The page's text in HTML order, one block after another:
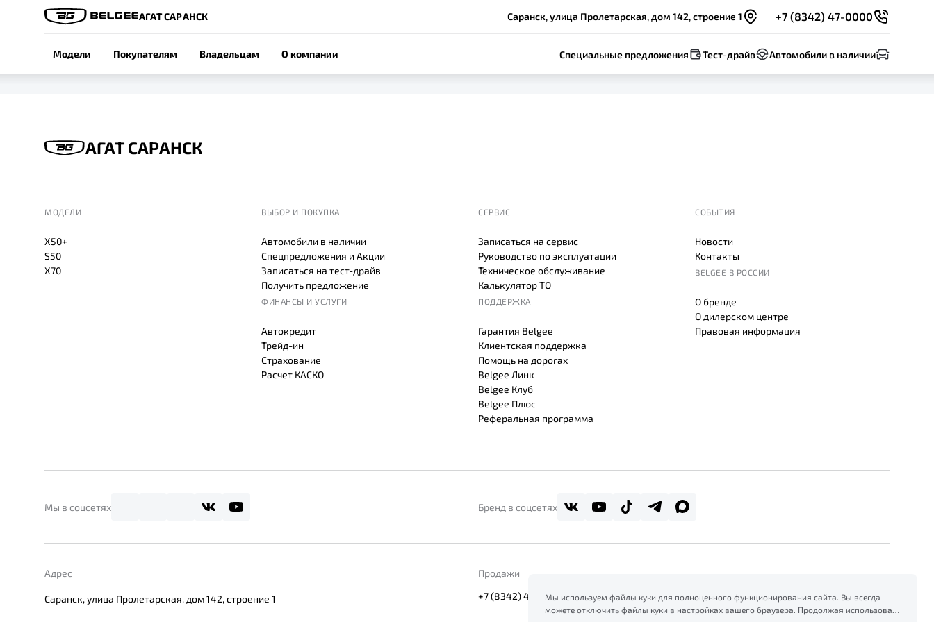
АГАТ САРАНСК Саранск, улица Пролетарская, дом 142, строение 1 +7 (8342) 47-0000
Модели Покупателям Владельцам О компании Специальные предложения Тест-драйв Автомобили в наличии
АГАТ САРАНСК
МОДЕЛИ
X50+
S50
X70
ВЫБОР И ПОКУПКА
Автомобили в наличии
Спецпредложения и Акции
Записаться на тест-драйв
Получить предложение
ФИНАНСЫ И УСЛУГИ
Автокредит
Трейд-ин
Страхование
Расчет КАСКО
СЕРВИС
Записаться на сервис
Руководство по эксплуатации
Техническое обслуживание
Калькулятор ТО
ПОДДЕРЖКА
Гарантия Belgee
Клиентская поддержка
Помощь на дорогах
Belgee Линк
Belgee Клуб
Belgee Плюс
Реферальная программа
СОБЫТИЯ
Новости
Контакты
BELGEE В РОССИИ
О бренде
О дилерском центре
Правовая информация
Мы в соцсетях Бренд в соцсетях
Адрес
Саранск, улица Пролетарская, дом 142, строение 1
Продажи
+7 (8342) 47-0000Мы используем файлы куки для полноценного функционирования сайта. Вы всегда
можете отключить файлы куки в настройках вашего браузера. Продолжая использовать